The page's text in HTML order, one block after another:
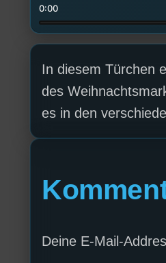
0:00
In diesem Türchen
des
es in den
Deine E-Mail-